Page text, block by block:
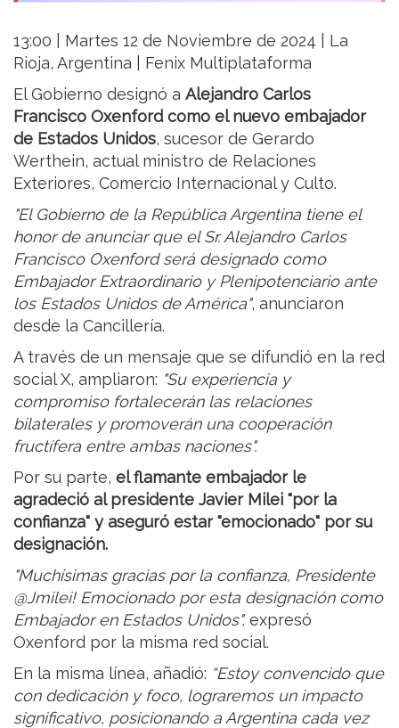
13:00 | Martes 12 de Noviembre de 2024 | La
Rioja, Argentina | Fenix Multiplataforma
El Gobierno designó a Alejandro Carlos
Francisco Oxenford como el nuevo embajador
de Estados Unidos, sucesor de Gerardo
Werthein, actual ministro de Relaciones
Exteriores, Comercio Internacional y Culto.
"El Gobierno de la República Argentina tiene el
honor de anunciar que el Sr. Alejandro Carlos
Francisco Oxenford será designado como
Embajador Extraordinario y Plenipotenciario ante
los Estados Unidos de América", anunciaron
desde la Cancillería.
A través de un mensaje que se difundió en la red
social X, ampliaron: "Su experiencia y
compromiso fortalecerán las relaciones
bilaterales y promoverán una cooperación
fructífera entre ambas naciones".
Por su parte, el flamante embajador le
agradeció al presidente Javier Milei "por la
confianza" y aseguró estar "emocionado" por su
designación.
"Muchísimas gracias por la confianza, Presidente
@Jmilei! Emocionado por esta designación como
Embajador en Estados Unidos", expresó
Oxenford por la misma red social.
En la misma línea, añadió: “Estoy convencido que
con dedicación y foco, lograremos un impacto
significativo, posicionando a Argentina cada vez